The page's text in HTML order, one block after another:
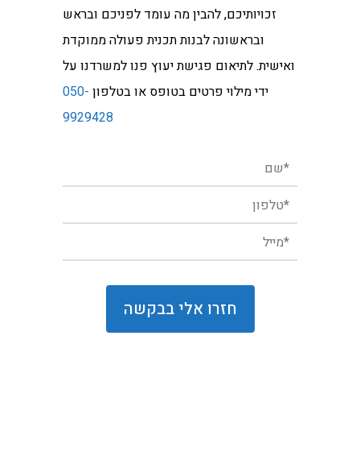
זכויותיכם, להבין מה עומד לפניכם ובראש
ובראשונה לבנות תכנית פעולה ממוקדת
ואישית. לתיאום פגישת יעוץ פנו למשרדנו על
ידי מילוי פרטים בטופס או בטלפון 050-
9929428